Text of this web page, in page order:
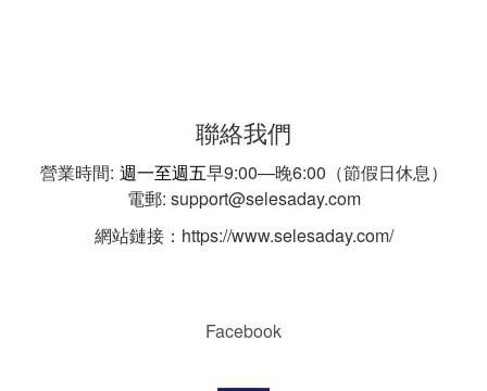
聯絡我們
營業時間: 週一至週五早9:00—晚6:00（節假日休息）
電郵: support@selesaday.com
網站鏈接：https://www.selesaday.com/
Facebook